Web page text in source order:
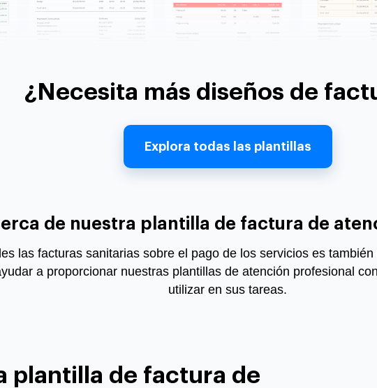
¿Necesita más diseños de
Explora todas las plantillas
de nuestra plantilla de factura de
las facturas sanitarias sobre el pago de los servicios es
a proporcionar nuestras plantillas de atención profesional
utilizar en sus tareas.
plantilla de factura de